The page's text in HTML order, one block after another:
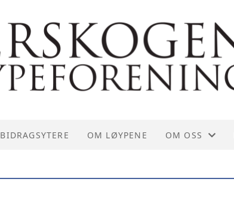
BIDRAGSYTERE OM LØYPENE OM OSS